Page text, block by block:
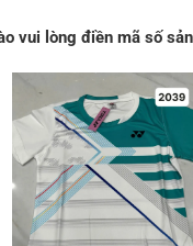
vui lòng điền mã số